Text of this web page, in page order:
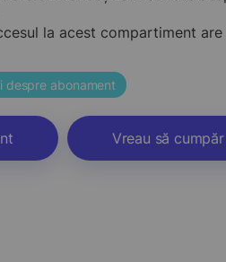
la acest compartiment
despre abonament
Vreau să cumpăr